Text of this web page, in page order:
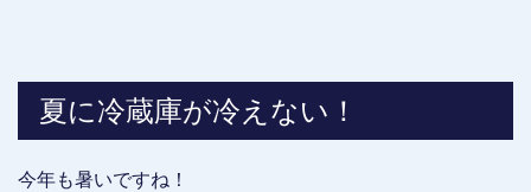
夏に冷蔵庫が冷えない！
今年も暑いですね！